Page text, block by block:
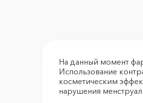
На данный момент
Использование
косметическим
нарушения